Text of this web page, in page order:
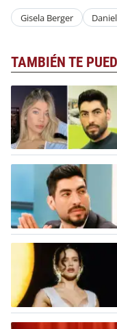
Gisela Berger
TAMBIÉN TE